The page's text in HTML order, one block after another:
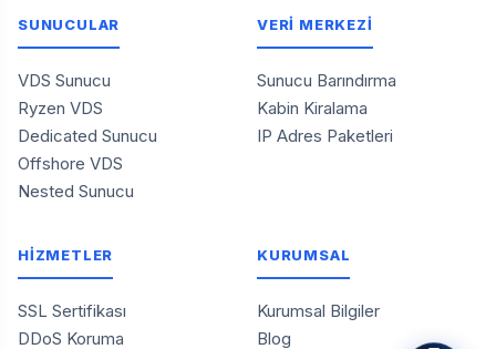
SUNUCULAR
VDS Sunucu
Ryzen VDS
Dedicated Sunucu
Offshore VDS
Nested Sunucu
VERİ MERKEZİ
Sunucu Barındırma
Kabin Kiralama
IP Adres Paketleri
HİZMETLER
SSL Sertifikası
DDoS Koruma
KURUMSAL
Kurumsal Bilgiler
Blog